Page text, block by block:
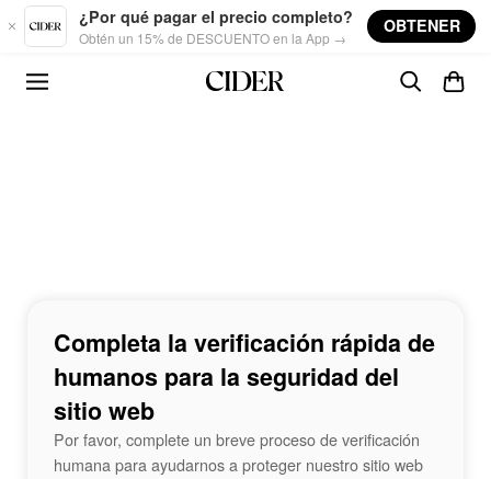
Skip to main content
¿Por qué pagar el precio completo?
Obtén un 15% de DESCUENTO en la App →
OBTENER
Completa la verificación rápida de
humanos para la seguridad del
sitio web
Por favor, complete un breve proceso de verificación
humana para ayudarnos a proteger nuestro sitio web